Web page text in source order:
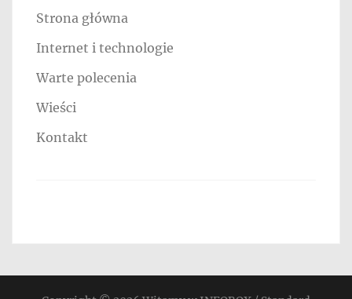
Strona główna
Internet i technologie
Warte polecenia
Wieści
Kontakt